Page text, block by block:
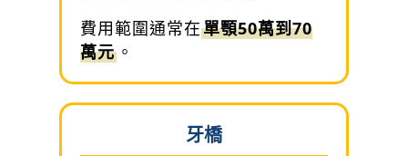
費用範圍通常在單顎50萬到70
萬元。
牙橋